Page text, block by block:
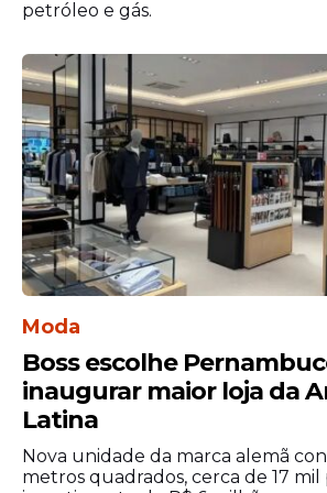
desarticularam, na quarta-
um esquema de desmanche
no Loteamento Lagoa Azul,
no Agreste pernambucano.
O efetivo recebeu
petróleo e gás.
Moda
Boss escolhe
inaugurar maior loja da
Latina
Nova unidade da marca alemã
metros quadrados, cerca de 17